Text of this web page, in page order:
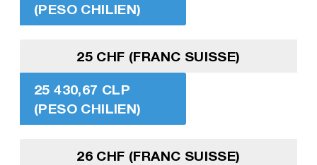
(PESO CHILIEN)
25 CHF (FRANC SUISSE)
25 430,67 CLP
(PESO CHILIEN)
26 CHF (FRANC SUISSE)